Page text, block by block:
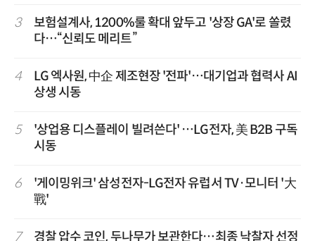
3
보험설계사, 1200%룰 확대 앞두고 '상장 GA'로 쏠렸
다…“신뢰도 메리트”
4
LG 엑사원, 中企 제조현장 '전파'…대기업과 협력사 AI
상생 시동
5
'상업용 디스플레이 빌려쓴다' …LG전자, 美 B2B 구독
시동
6
'게이밍위크' 삼성전자-LG전자 유럽서 TV·모니터 '大
戰'
7 경찰 압수 코인, 두나무가 보관한다…최종 낙찰자 선정